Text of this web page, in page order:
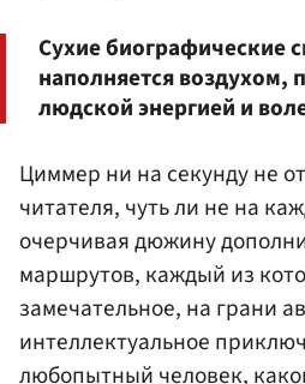
Сухие биографические
наполняется воздухом,
людской энергией и
Циммер ни на секунду не
читателя, чуть ли не на
очерчивая дюжину
маршрутов, каждый из
замечательное, на грани
интеллектуальное
любопытный человек,